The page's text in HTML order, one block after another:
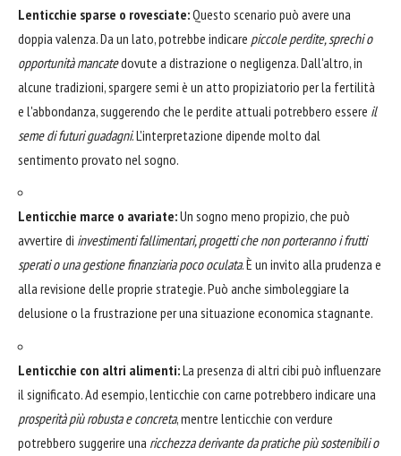
Lenticchie sparse o rovesciate:Questo scenario può avere una
doppia valenza. Da un lato, potrebbe indicare piccole perdite, sprechi o
opportunità mancatedovute a distrazione o negligenza. Dall'altro, in
alcune tradizioni, spargere semi è un atto propiziatorio per la fertilità
e l'abbondanza, suggerendo che le perdite attuali potrebbero essere il
seme di futuri guadagni. L'interpretazione dipende molto dal
sentimento provato nel sogno.
Lenticchie marce o avariate:Un sogno meno propizio, che può
avvertire di investimenti fallimentari, progetti che non porteranno i frutti
sperati o una gestione finanziaria poco oculata. È un invito alla prudenza e
alla revisione delle proprie strategie. Può anche simboleggiare la
delusione o la frustrazione per una situazione economica stagnante.
Lenticchie con altri alimenti:La presenza di altri cibi può influenzare
il significato. Ad esempio, lenticchie con carne potrebbero indicare una
prosperità più robusta e concreta, mentre lenticchie con verdure
potrebbero suggerire una ricchezza derivante da pratiche più sostenibili o